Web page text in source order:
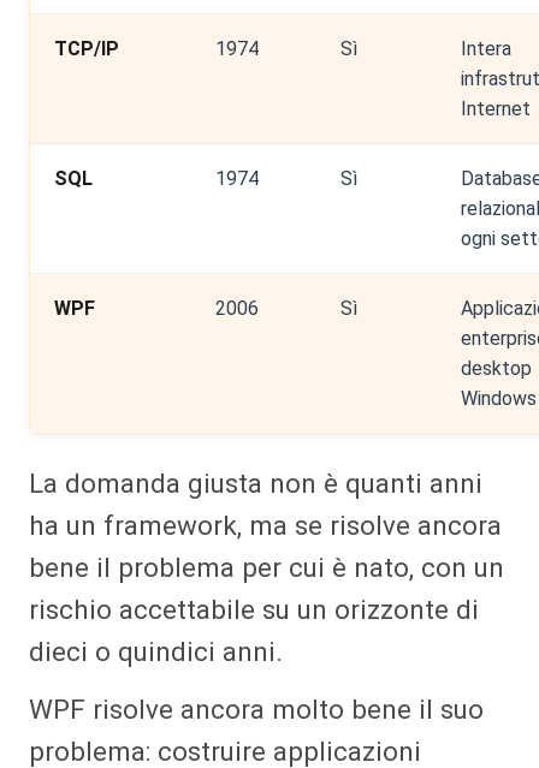
TCP/IP 1974 Sì
Intera
Internet
SQL 1974 Sì
ogni
WPF 2006 Sì
desktop
Windows
La domanda giusta non è quanti anni
ha un framework, ma se risolve ancora
bene il problema per cui è nato, con un
rischio accettabile su un orizzonte di
dieci o quindici anni.
WPF risolve ancora molto bene il suo
problema: costruire applicazioni